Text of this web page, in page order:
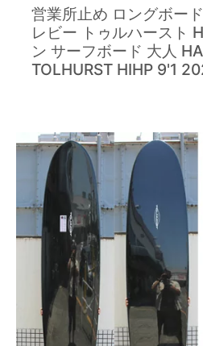
営業所止め ロングボー
レビー トゥルハースト
ン サーフボード 大人
TOLHURST HIHP 9'1